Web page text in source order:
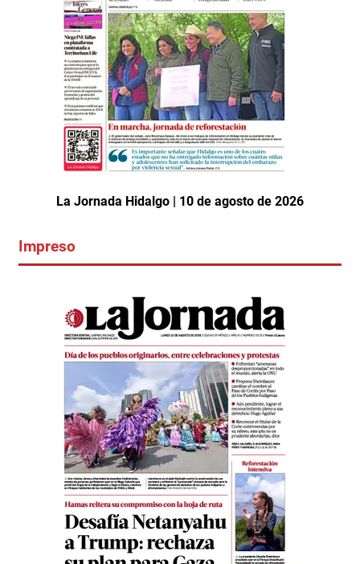
La Jornada Hidalgo | 10 de agosto de 2026
Impreso